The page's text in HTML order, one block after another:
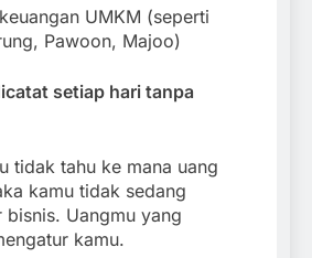
UMKM (seperti
Pawoon, Majoo)
setiap hari tanpa
tidak tahu ke mana uang
kamu tidak sedang
bisnis. Uangmu yang
kamu.